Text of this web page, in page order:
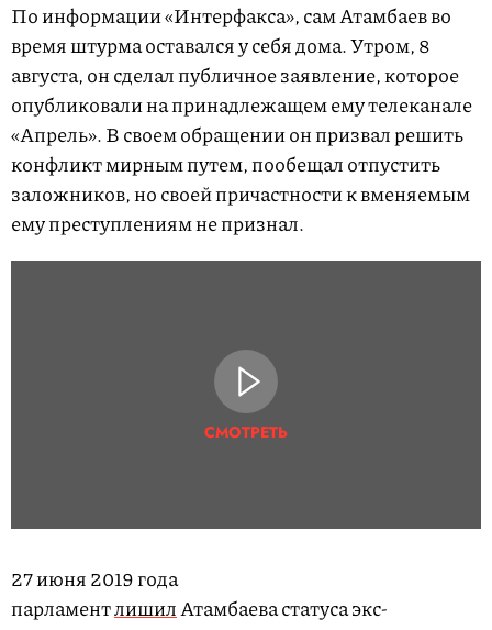
По информации «Интерфакса», сам Атамбаев во
время штурма оставался у себя дома. Утром, 8
августа, он сделал публичное заявление, которое
опубликовали на принадлежащем ему телеканале
«Апрель». В своем обращении он призвал решить
конфликт мирным путем, пообещал отпустить
заложников, но своей причастности к вменяемым
ему преступлениям не признал.
СМОТРЕТЬ
27 июня 2019 года
парламентлишилАтамбаева статуса экс-